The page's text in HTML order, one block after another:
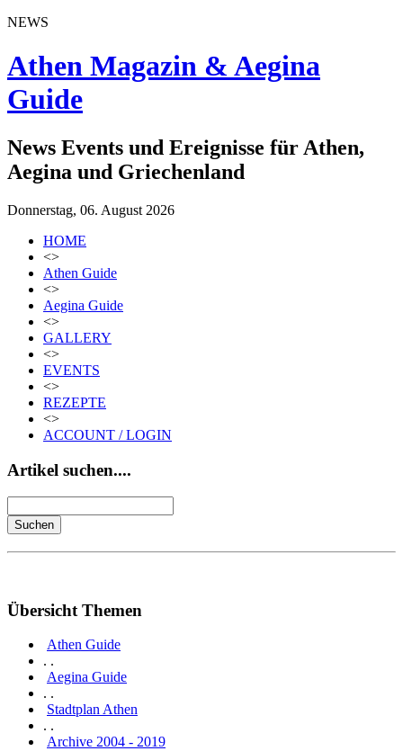
NEWS
Athen Magazin & Aegina
Guide
News Events und Ereignisse für Athen,
Aegina und Griechenland
Donnerstag, 06. August 2026
HOME
<>
Athen Guide
<>
Aegina Guide
<>
GALLERY
<>
EVENTS
<>
REZEPTE
<>
ACCOUNT / LOGIN
Artikel suchen....
Übersicht Themen
Athen Guide
. .
Aegina Guide
. .
Stadtplan Athen
. .
Archive 2004 - 2019